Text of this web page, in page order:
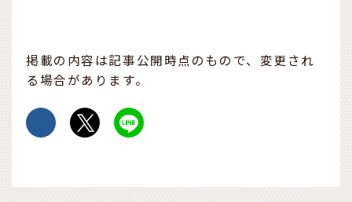
掲載の内容は記事公開時点のもので、変更され
る場合があります。